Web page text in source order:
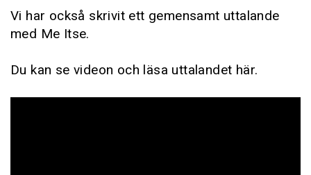
Vi har också skrivit ett gemensamt uttalande
med Me Itse.
Du kan se videon och läsa uttalandet här.